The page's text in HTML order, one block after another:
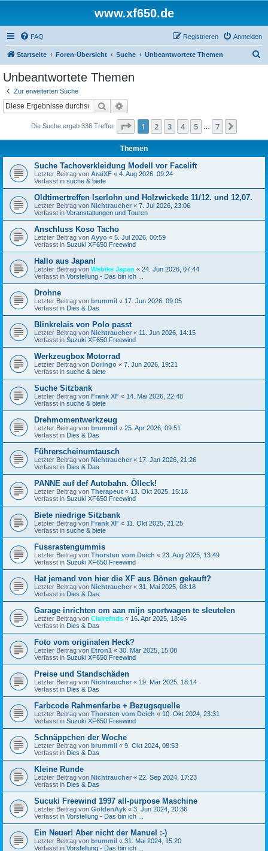
www.xf650.de
FAQ Anmelden
Registrieren
Startseite Foren-Übersicht Suche Unbeantwortete Themen
Unbeantwortete Themen
Zur erweiterten Suche
Suche
Die Suche ergab 336 Treffer Seite 1von
1 2 3 4 5 7
Themen
Suche Tachoverkleidung Modell vor Facelift
Letzter Beitrag von AraiXF « 4. Aug 2026, 09:24
Verfasst in suche & biete
Oldtimertreffen Iserlohn und Holzwickede 11/12. und 12,07.
Letzter Beitrag von Nichtraucher « 7. Jul 2026, 23:06
Verfasst in Veranstaltungen und Touren
Anschluss Koso Tacho
Letzter Beitrag von Ayyo « 5. Jul 2026, 00:59
Verfasst in Suzuki XF650 Freewind
Hallo aus Japan!
Letzter Beitrag von Webike Japan « 24. Jun 2026, 07:44
Verfasst in Vorstellung - Das bin ich ...
Drohne
Letzter Beitrag von brummil « 17. Jun 2026, 09:05
Verfasst in Dies & Das
Blinkrelais von Polo passt
Letzter Beitrag von Nichtraucher « 11. Jun 2026, 14:15
Verfasst in Suzuki XF650 Freewind
Werkzeugbox Motorrad
Letzter Beitrag von Doringo « 7. Jun 2026, 19:21
Verfasst in suche & biete
Suche Sitzbank
Letzter Beitrag von Frank XF « 14. Mai 2026, 22:48
Verfasst in suche & biete
Drehmomentwerkzeug
Letzter Beitrag von brummil « 25. Apr 2026, 09:51
Verfasst in Dies & Das
Führerscheinumtausch
Letzter Beitrag von Nichtraucher « 17. Jan 2026, 21:26
Verfasst in Dies & Das
PANNE auf def Autobahn. Ölleck!
Letzter Beitrag von Therapeut « 13. Okt 2025, 15:18
Verfasst in Suzuki XF650 Freewind
Biete niedrige Sitzbank
Letzter Beitrag von Frank XF « 11. Okt 2025, 21:25
Verfasst in suche & biete
Fussrastengummis
Letzter Beitrag von Thorsten vom Deich « 23. Aug 2025, 13:49
Verfasst in Suzuki XF650 Freewind
Hat jemand von hier die XF aus Bönen gekauft?
Letzter Beitrag von Nichtraucher « 31. Mai 2025, 08:18
Verfasst in Dies & Das
Garage inrichten om aan mijn sportwagen te sleutelen
Letzter Beitrag von Clairefnds « 16. Apr 2025, 18:46
Verfasst in Dies & Das
Foto vom originalen Heck?
Letzter Beitrag von Etron1 « 30. Mär 2025, 15:08
Verfasst in Suzuki XF650 Freewind
Preise und Standschäden
Letzter Beitrag von Nichtraucher « 19. Mär 2025, 18:14
Verfasst in Dies & Das
Farbcode Rahmenfarbe + Bezugsquelle
Letzter Beitrag von Thorsten vom Deich « 10. Okt 2024, 23:31
Verfasst in Suzuki XF650 Freewind
Schnäppchen der Woche
Letzter Beitrag von brummil « 9. Okt 2024, 08:53
Verfasst in Dies & Das
Kleine Runde
Letzter Beitrag von Nichtraucher « 22. Sep 2024, 17:23
Verfasst in Dies & Das
Sucuki Freewind 1997 all-purpose Maschine
Letzter Beitrag von GoldenAyk « 3. Jun 2024, 20:36
Verfasst in Vorstellung - Das bin ich ...
Ein Neuer! Aber nicht der Manuel :-)
Letzter Beitrag von brummil « 31. Mai 2024, 15:20
Verfasst in Vorstellung - Das bin ich ...